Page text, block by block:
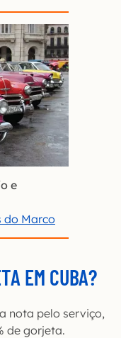
e
do Marco
EM CUBA?
nota pelo serviço,
de gorjeta.